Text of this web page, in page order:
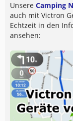
Unsere Camping
auch mit Victron
Echtzeit in den
ansehen: